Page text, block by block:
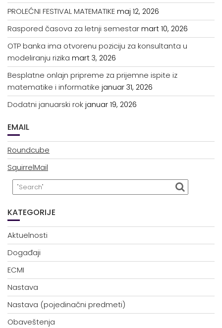
PROLEĆNI FESTIVAL MATEMATIKE maj 12, 2026
Raspored časova za letnji semestar mart 10, 2026
OTP banka ima otvorenu poziciju za konsultanta u
modeliranju rizika mart 3, 2026
Besplatne onlajn pripreme za prijemne ispite iz
matematike i informatike januar 31, 2026
Dodatni januarski rok januar 19, 2026
EMAIL
Roundcube
SquirrelMail
KATEGORIJE
Aktuelnosti
Događaji
ECMI
Nastava
Nastava (pojedinačni predmeti)
Obaveštenja